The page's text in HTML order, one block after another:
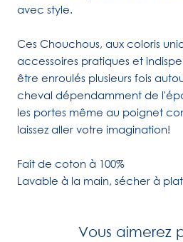
avec style.
Ces Chouchous, aux coloris
accessoires pratiques et
être enroulés plusieurs fois
cheval dépendamment de
les portes même au poignet
laissez aller votre imagination!
Fait de coton à 100%
Lavable à la main, sécher à plat
Vous aimerez